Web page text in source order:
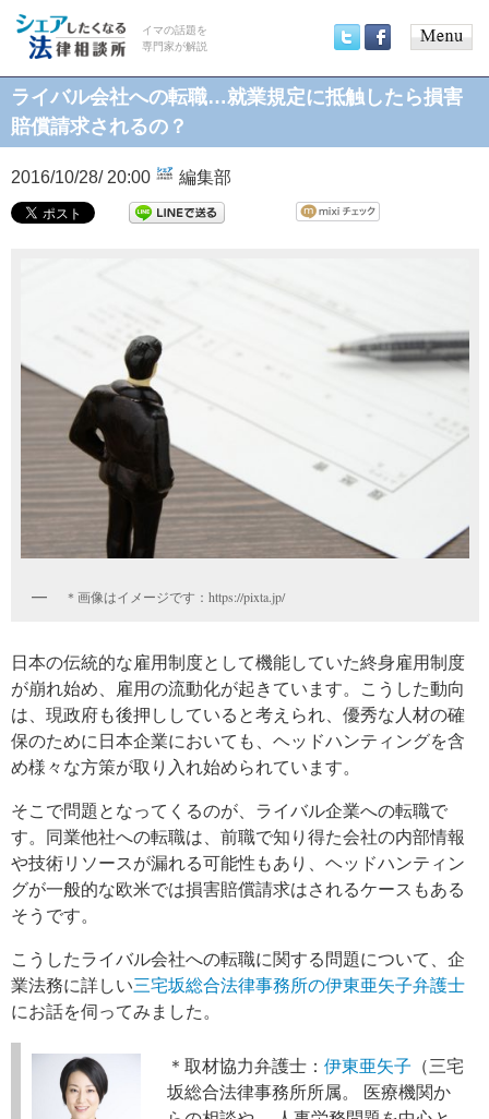
イマの話題を
専門家が解説
menu
ライバル会社への転職…就業規定に抵触したら損害
賠償請求されるの？
2016/10/28/ 20:00 編集部
＊画像はイメージです：https://pixta.jp/
日本の伝統的な雇用制度として機能していた終身雇用制度
が崩れ始め、雇用の流動化が起きています。こうした動向
は、現政府も後押ししていると考えられ、優秀な人材の確
保のために日本企業においても、ヘッドハンティングを含
め様々な方策が取り入れ始められています。
そこで問題となってくるのが、ライバル企業への転職で
す。同業他社への転職は、前職で知り得た会社の内部情報
や技術リソースが漏れる可能性もあり、ヘッドハンティン
グが一般的な欧米では損害賠償請求はされるケースもある
そうです。
こうしたライバル会社への転職に関する問題について、企
業法務に詳しい三宅坂総合法律事務所の伊東亜矢子弁護士
にお話を伺ってみました。
＊取材協力弁護士： 伊東亜矢子 （三宅
坂総合法律事務所所属。 医療機関か